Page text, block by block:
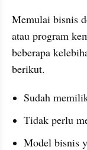
Memulai bisnis
atau program
beberapa
berikut.
Sudah
Tidak perlu
Model bisnis